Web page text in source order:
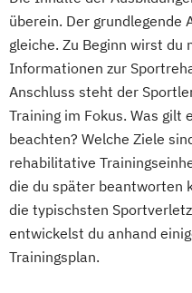
überein. Der grundlegende
gleiche. Zu Beginn wirst du
Informationen zur
Anschluss steht der
Training im Fokus. Was gilt
beachten? Welche Ziele
rehabilitative
die du später beantworten
die typischsten
entwickelst du anhand
Trainingsplan.